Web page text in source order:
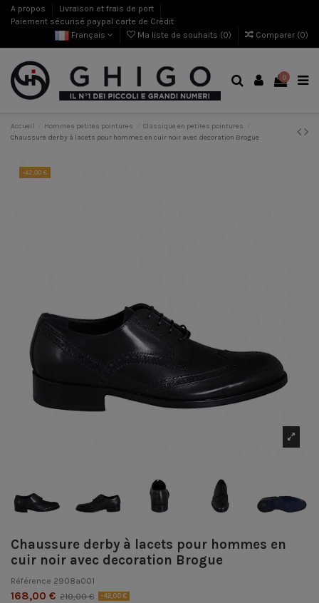
A propos
Livraison et frais de port
Paiement sécurisé paypal carte de Crèdit
Français
Ma liste de souhaits (0) Comparer (0)
0
Accueil Hommes petites pointures
Classique en petites pointures
Chaussure derby à lacets pour hommes en cuir noir avec decoration Brogue
-42,00 €
Chaussure derby à lacets pour hommes en
cuir noir avec decoration Brogue
Référence 2908a001
168,00 € 210,00 € -42,00 €